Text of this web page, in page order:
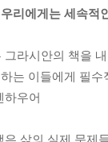
리에게는 세속적
그라시안의 책을
는 이들에게 필수
하우어
은 삶의 실제 문제